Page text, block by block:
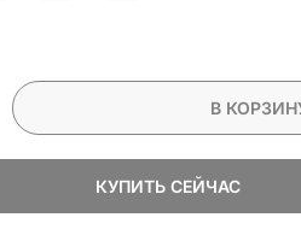
В
КУПИТЬ СЕЙЧАС